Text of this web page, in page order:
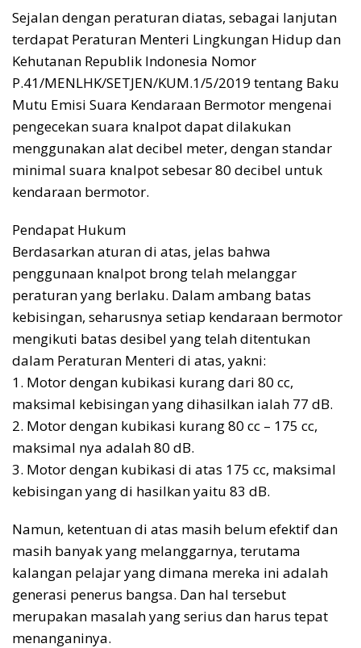
Sejalan dengan peraturan diatas, sebagai lanjutan
terdapat Peraturan Menteri Lingkungan Hidup dan
Kehutanan Republik Indonesia Nomor
P.41/MENLHK/SETJEN/KUM.1/5/2019 tentang Baku
Mutu Emisi Suara Kendaraan Bermotor mengenai
pengecekan suara knalpot dapat dilakukan
menggunakan alat decibel meter, dengan standar
minimal suara knalpot sebesar 80 decibel untuk
kendaraan bermotor.
Pendapat Hukum
Berdasarkan aturan di atas, jelas bahwa
penggunaan knalpot brong telah melanggar
peraturan yang berlaku. Dalam ambang batas
kebisingan, seharusnya setiap kendaraan bermotor
mengikuti batas desibel yang telah ditentukan
dalam Peraturan Menteri di atas, yakni:
1. Motor dengan kubikasi kurang dari 80 cc,
maksimal kebisingan yang dihasilkan ialah 77 dB.
2. Motor dengan kubikasi kurang 80 cc – 175 cc,
maksimal nya adalah 80 dB.
3. Motor dengan kubikasi di atas 175 cc, maksimal
kebisingan yang di hasilkan yaitu 83 dB.
Namun, ketentuan di atas masih belum efektif dan
masih banyak yang melanggarnya, terutama
kalangan pelajar yang dimana mereka ini adalah
generasi penerus bangsa. Dan hal tersebut
merupakan masalah yang serius dan harus tepat
menanganinya.